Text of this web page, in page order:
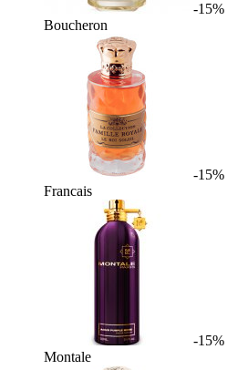
-15%
Boucheron
-15%
Francais
-15%
Montale